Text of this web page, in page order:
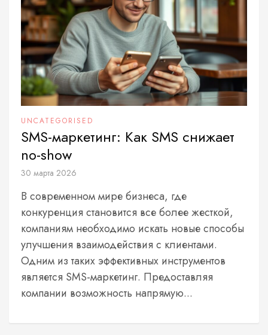
UNCATEGORISED
SMS-маркетинг: Как SMS снижает
no-show
30 марта 2026
В современном мире бизнеса, где
конкуренция становится все более жесткой,
компаниям необходимо искать новые способы
улучшения взаимодействия с клиентами.
Одним из таких эффективных инструментов
является SMS-маркетинг. Предоставляя
компании возможность напрямую...